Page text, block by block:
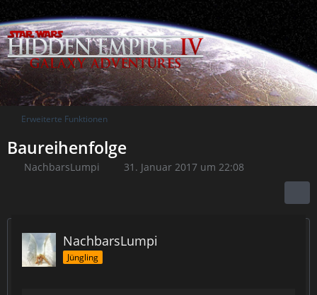
Erweiterte Funktionen
Baureihenfolge
NachbarsLumpi 31. Januar 2017 um 22:08
NachbarsLumpi
Jüngling